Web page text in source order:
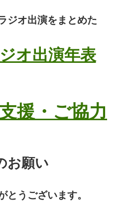
ジオ出演をまとめた
オ出演年表
援・ご協力
お願い
とうございます。